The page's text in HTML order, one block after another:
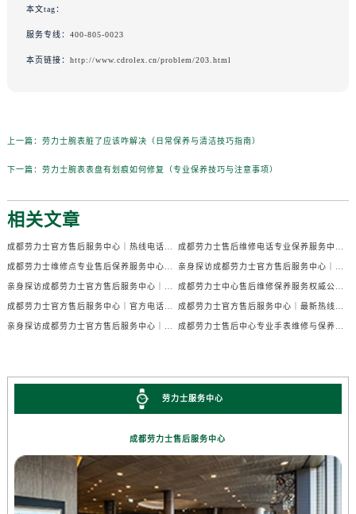
本文tag：
服务专线： 400-805-0023
本页链接： http://www.cdrolex.cn/problem/203.html
上一篇： 劳力士腕表脏了应该咋解决（日常保养与清洁技巧指南）
下一篇： 劳力士腕表表盘有划痕如何修复（专业保养技巧与注意事项）
相关文章
劳力士服务中心
成都劳力士售后服务中心